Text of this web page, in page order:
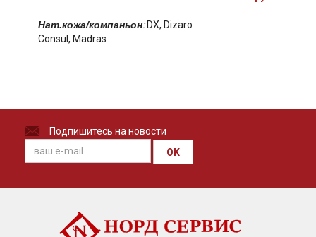
Нат.кожа/компаньон: DX, Dizaro
Consul, Madras
Подпишитесь на новости
OK